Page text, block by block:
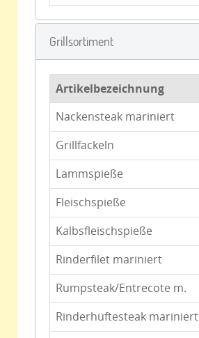
Grillsortiment
Artikelbezeichnung
Nackensteak mariniert
Grillfackeln
Lammspieße
Fleischspieße
Kalbsfleischspieße
Rinderfilet mariniert
Rumpsteak/Entrecote m.
Rinderhüftesteak mariniert